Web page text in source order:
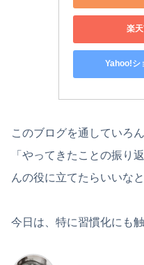
楽
Yahoo!シ
このブログを通していろ
「やってきたことの振り
んの役に立てたらいいな
今日は、特に習慣化にも触